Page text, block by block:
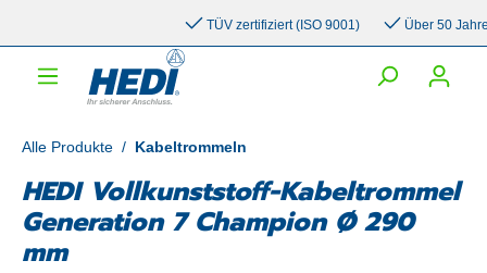
TÜV zertifiziert (ISO 9001) Über 50 Jahre
Alle Produkte / Kabeltrommeln
HEDI Vollkunststoff-Kabeltrommel
Generation 7 Champion Ø 290
mm